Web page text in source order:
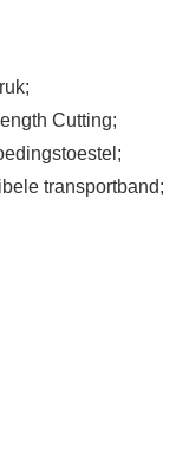
Cutting;
transportband;